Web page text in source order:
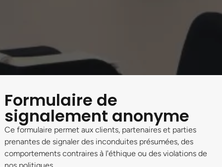
Formulaire de
signalement anonyme
Ce formulaire permet aux clients, partenaires et parties
prenantes de signaler des inconduites présumées, des
comportements contraires à l'éthique ou des violations de